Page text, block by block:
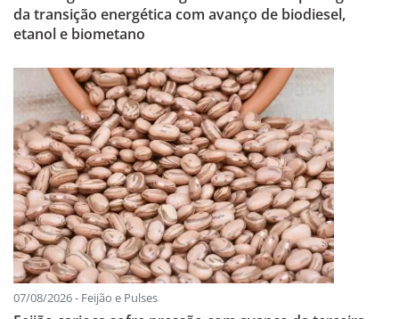
da transição energética com avanço de biodiesel,
etanol e biometano
07/08/2026 - Feijão e Pulses